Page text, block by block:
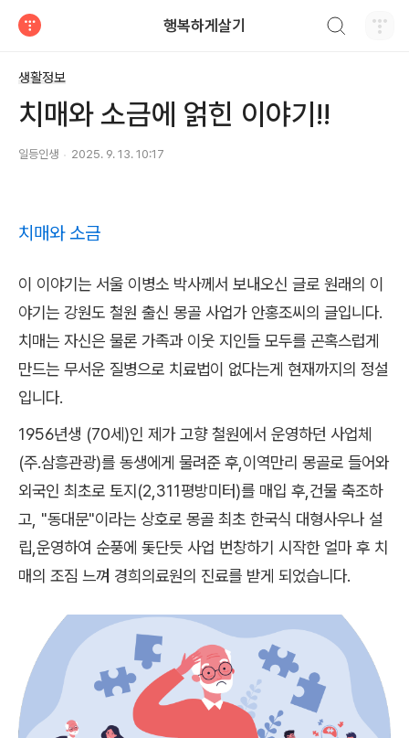
행복하게살기
생활정보
치매와 소금에 얽힌 이야기!!
일등인생 2025. 9. 13. 10:17
치매와 소금
이 이야기는 서울 이병소 박사께서 보내오신 글로 원래의 이
야기는 강원도 철원 출신 몽골 사업가 안홍조씨의 글입니다.
치매는 자신은 물론 가족과 이웃 지인들 모두를 곤혹스럽게
만드는 무서운 질병으로 치료법이 없다는게 현재까지의 정설
입니다.
1956년생 (70세)인 제가 고향 철원에서 운영하던 사업체
(주.삼흥관광)를 동생에게 물려준 후,이역만리 몽골로 들어와
외국인 최초로 토지(2,311평방미터)를 매입 후,건물 축조하
고, "동대문"이라는 상호로 몽골 최초 한국식 대형사우나 설
립,운영하여 순풍에 돛단듯 사업 번창하기 시작한 얼마 후 치
매의 조짐 느껴 경희의료원의 진료를 받게 되었습니다.